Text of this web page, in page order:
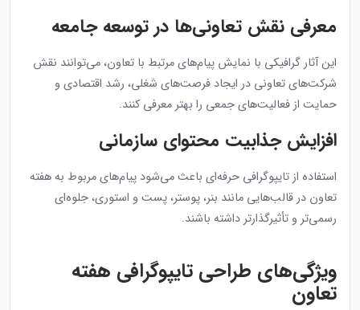
معرفی نقش تعاونی‌ها در توسعه جامعه
این آثار گرافیکی با نمایش پیام‌های مرتبط با تعاون، می‌توانند نقش
شرکت‌های تعاونی در ایجاد فرصت‌های شغلی، رشد اقتصادی و
حمایت از فعالیت‌های جمعی را بهتر معرفی کنند.
افزایش جذابیت محتوای سازمانی
استفاده از تایپوگرافی حرفه‌ای باعث می‌شود پیام‌های مربوط به هفته
تعاون در قالب‌هایی مانند بنر، پوستر، پست و استوری، جلوه‌ای
رسمی‌تر و تأثیرگذارتر داشته باشند.
ویژگی‌های طراحی تایپوگرافی هفته
تعاون